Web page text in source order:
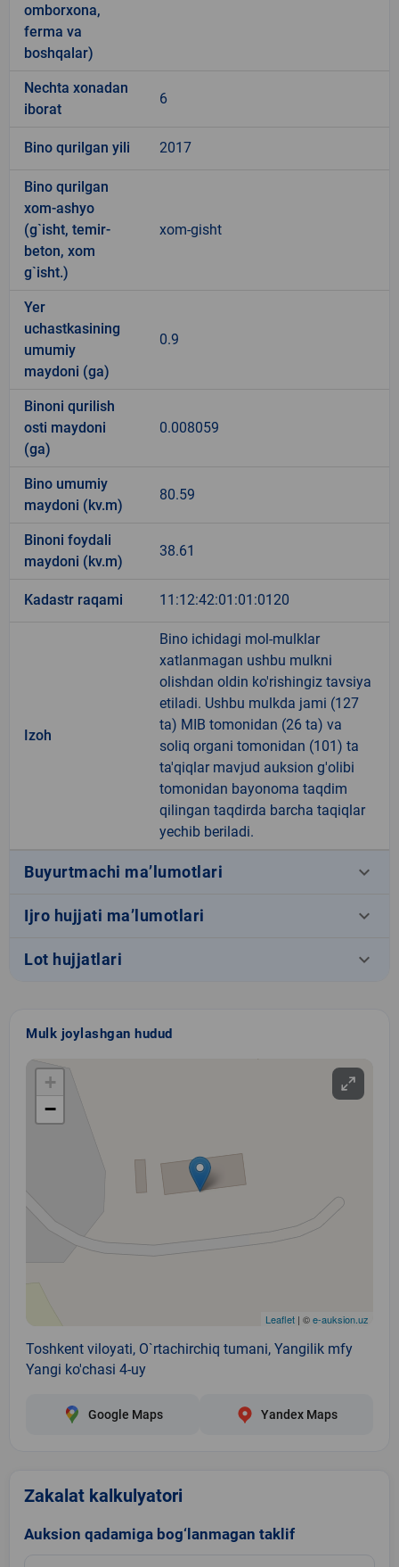
omborxona,
ferma va
boshqalar)
Nechta xonadan
iborat
6
Bino qurilgan yili 2017
Bino qurilgan
xom-ashyo
(g`isht, temir-
beton, xom
g`isht.)
xom-gisht
Yer
uchastkasining
umumiy
maydoni (ga)
0.9
Binoni qurilish
osti maydoni
(ga)
0.008059
Bino umumiy
maydoni (kv.m)
80.59
Binoni foydali
maydoni (kv.m)
38.61
Kadastr raqami 11:12:42:01:01:0120
Izoh
Bino ichidagi mol-mulklar
xatlanmagan ushbu mulkni
olishdan oldin ko'rishingiz tavsiya
etiladi. Ushbu mulkda jami (127
ta) MIB tomonidan (26 ta) va
soliq organi tomonidan (101) ta
ta'qiqlar mavjud auksion g'olibi
tomonidan bayonoma taqdim
qilingan taqdirda barcha taqiqlar
yechib beriladi.
Buyurtmachi ma’lumotlari keyboard_arrow_down
Ijro hujjati ma’lumotlari keyboard_arrow_down
Lot hujjatlari keyboard_arrow_down
Mulk joylashgan hudud
+
−
Leaflet | ©e-auksion.uz
Toshkent viloyati, O`rtachirchiq tumani, Yangilik mfy
Yangi ko'chasi 4-uy
Google Maps Yandex Maps
Zakalat kalkulyatori
Auksion qadamiga bog‘lanmagan taklif